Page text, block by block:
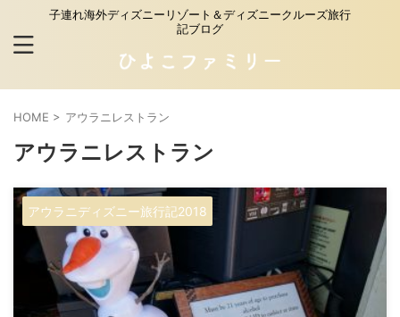
子連れ海外ディズニーリゾート＆ディズニークルーズ旅行
記ブログ
HOME > アウラニレストラン
アウラニレストラン
アウラニディズニー旅行記2018